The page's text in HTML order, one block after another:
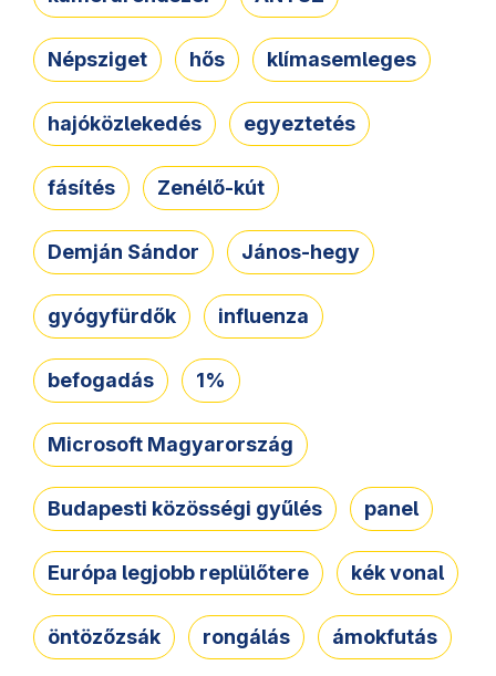
Népsziget hős klímasemleges
hajóközlekedés egyeztetés
fásítés Zenélő-kút
Demján Sándor János-hegy
gyógyfürdők influenza
befogadás 1%
Microsoft Magyarország
Budapesti közösségi gyűlés panel
Európa legjobb replülőtere kék vonal
öntözőzsák rongálás ámokfutás